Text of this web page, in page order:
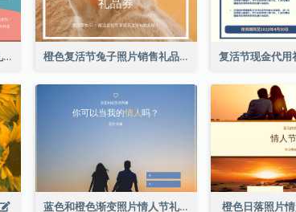
粉色和蓝色复活节彩蛋销售礼品卡 橙色复活节兔子照片销售礼品卡
蓝色和橙色渐变照片情人节礼品卡 橙色日落照片